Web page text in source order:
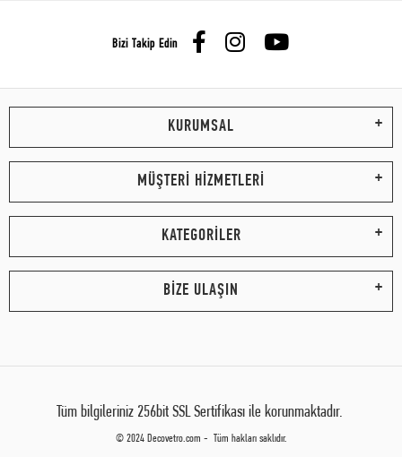
Bizi Takip Edin
KURUMSAL
MÜŞTERİ HİZMETLERİ
KATEGORİLER
BİZE ULAŞIN
Tüm bilgileriniz 256bit SSL Sertifikası ile korunmaktadır.
© 2024 Decovetro.com - Tüm hakları saklıdır.